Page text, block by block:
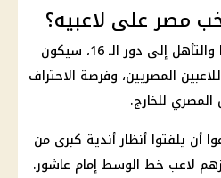
مصر على لاعبيه؟
والتأهل إلى دور الـ 16، سيكون
المصريين، وفرصة الاحتراف
للخارج.
أن يلفتوا أنظار أندية كبرى من
لاعب خط الوسط إمام عاشور.